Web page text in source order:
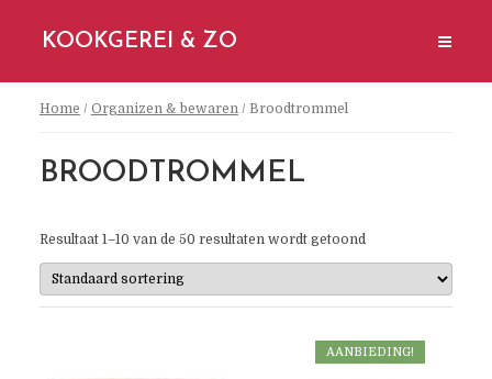
KOOKGEREI & ZO
Home / Organizen & bewaren/ Broodtrommel
BROODTROMMEL
Resultaat 1–10 van de 50 resultaten wordt getoond
AANBIEDING!